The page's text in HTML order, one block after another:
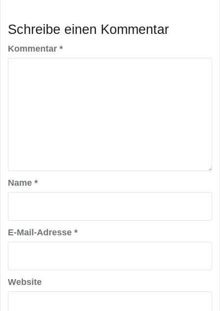
Schreibe einen Kommentar
Kommentar *
Name *
E-Mail-Adresse *
Website